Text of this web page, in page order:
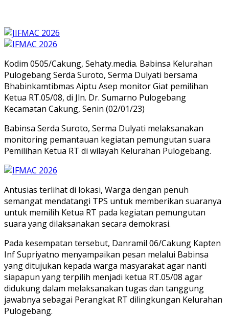
Kodim 0505/Cakung, Sehaty.media. Babinsa Kelurahan
Pulogebang Serda Suroto, Serma Dulyati bersama
Bhabinkamtibmas Aiptu Asep monitor Giat pemilihan
Ketua RT.05/08, di Jln. Dr. Sumarno Pulogebang
Kecamatan Cakung, Senin (02/01/23)
Babinsa Serda Suroto, Serma Dulyati melaksanakan
monitoring pemantauan kegiatan pemungutan suara
Pemilihan Ketua RT di wilayah Kelurahan Pulogebang.
Antusias terlihat di lokasi, Warga dengan penuh
semangat mendatangi TPS untuk memberikan suaranya
untuk memilih Ketua RT pada kegiatan pemungutan
suara yang dilaksanakan secara demokrasi.
Pada kesempatan tersebut, Danramil 06/Cakung Kapten
Inf Supriyatno menyampaikan pesan melalui Babinsa
yang ditujukan kepada warga masyarakat agar nanti
siapapun yang terpilih menjadi ketua RT.05/08 agar
didukung dalam melaksanakan tugas dan tanggung
jawabnya sebagai Perangkat RT dilingkungan Kelurahan
Pulogebang.